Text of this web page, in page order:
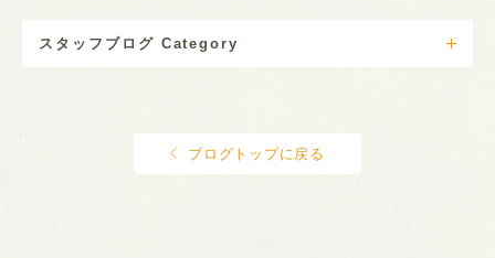
スタッフブログ Category
ブログトップに戻る